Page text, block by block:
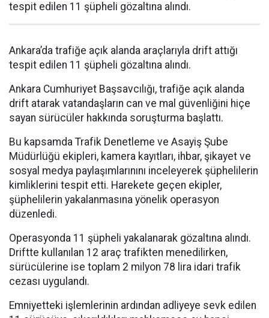
tespit edilen 11 şüpheli gözaltına alındı.
Ankara’da trafiğe açık alanda araçlarıyla drift attığı
tespit edilen 11 şüpheli gözaltına alındı.
Ankara Cumhuriyet Başsavcılığı, trafiğe açık alanda
drift atarak vatandaşların can ve mal güvenliğini hiçe
sayan sürücüler hakkında soruşturma başlattı.
Bu kapsamda Trafik Denetleme ve Asayiş Şube
Müdürlüğü ekipleri, kamera kayıtları, ihbar, şikayet ve
sosyal medya paylaşımlarınını inceleyerek şüphelilerin
kimliklerini tespit etti. Harekete geçen ekipler,
şüphelilerin yakalanmasına yönelik operasyon
düzenledi.
Operasyonda 11 şüpheli yakalanarak gözaltına alındı.
Driftte kullanılan 12 araç trafikten menedilirken,
sürücülerine ise toplam 2 milyon 78 lira idari trafik
cezası uygulandı.
Emniyetteki işlemlerinin ardından adliyeye sevk edilen